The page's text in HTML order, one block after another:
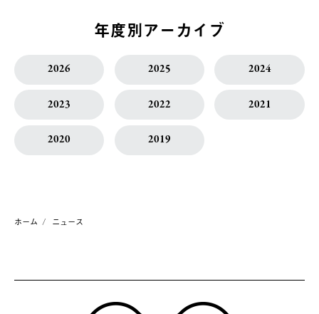
年度別アーカイブ
2026 2025 2024
2023 2022 2021
2020 2019
ホーム ニュース